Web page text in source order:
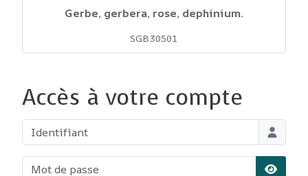
Gerbe, gerbera, rose, dephinium.
SGB30501
Accès à votre compte
Identifiant
Mot de passe